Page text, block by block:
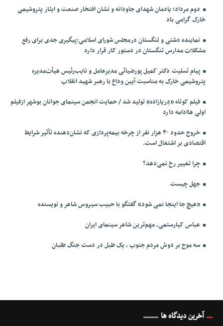
دوم مرداد؛ یادمان شهدای جاودانه و نشان افتخار صنعت و ایثار پتروشیمی
خارک گرامی باد
نماینده دشتی و تنگستان درمجلس شورای اسلامی:پیگیری جدی برای رفع
مشکلات مدارس تنگستان در دستور کار قرار دارد
پیام تسلیت دکتر کمیل پورضیائی مدیرعامل و نایب‌رئیس هیأت‌مدیره
پتروشیمی خارک به مناسبت آیین وداع با رهبر شهید انقلاب
فیلم کوتاه «دِریازاده» تولید شد / حمایت انجمن سینمای جوانان بوشهر ازفیلم
اولی هاادامه دارد
خروج حدود ۴۰ هزار نفر از چرخه بیمه‌پردازی که نشان‌دهنده تأثیر شرایط
اقتصادی بر اشتغال است.
چرا تغییر رخ نمی‌دهد؟
جهل چیست
«هیچ جا اینجا نمی شود» گفتگو با حبیب سیروس شاعر و نویسنده
عباس کیارستمی، مهم‌ترین شاعر سینمای ایران
سه موج بر دوش مردم جنوب ، یک طبل در دست جنگ طلبان
آخرین دیدگاه ها